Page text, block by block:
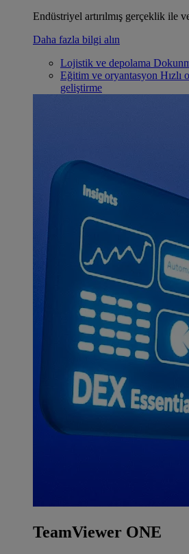
Endüstriyel artırılmış gerçeklik ile
Daha fazla bilgi alın
Lojistik ve depolama
Eğitim ve oryantasyon Hızlı
geliştirme
TeamViewer ONE